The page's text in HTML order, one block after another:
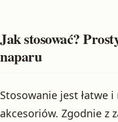
Jak stosować?
naparu
Stosowanie jest łatwe
akcesoriów. Zgodnie z